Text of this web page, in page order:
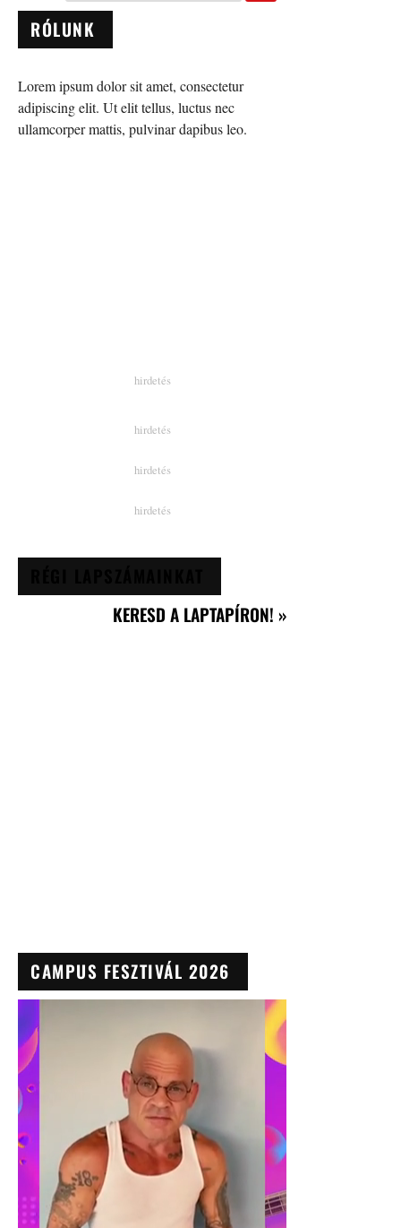
RÓLUNK
Lorem ipsum dolor sit amet, consectetur
adipiscing elit. Ut elit tellus, luctus nec
ullamcorper mattis, pulvinar dapibus leo.
KERESD A LAPTAPÍRON! »
CAMPUS FESZTIVÁL 2026